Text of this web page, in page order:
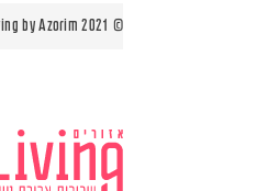
© Living by Azorim 2021, כל הזכויות שמורות, כל התמונות, ההדמיות ותוכניות הדירות הינן להמחשה בלבד |